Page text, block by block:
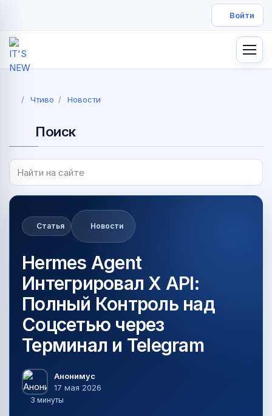
Чтиво Новости
Поиск
Статья Новости
Hermes Agent
Интегрировал X API:
Полный Контроль над
Соцсетью через
Терминал и Telegram
Анонимус
17 мая 2026
3 минуты